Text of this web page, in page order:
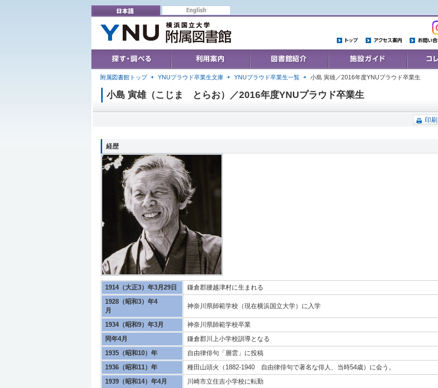
English
トップ アクセス案内 お問い合
Search & Find User's Guide Collections 施設ガイド コレクシ
附属図書館トップ YNUプラウド卒業生文庫 YNUプラウド卒業生一覧 小島 寅雄／2016年度YNUプラウド卒業生
小島 寅雄（こじま とらお）／2016年度YNUプラウド卒業生
印刷
経歴
1914（大正3）年3月29日
鎌倉郡腰越津村に生まれる
1928（昭和3）年4
月
神奈川県師範学校（現在横浜国立大学）に入学
1934（昭和9）年3月
神奈川県師範学校卒業
同年4月
鎌倉郡川上小学校訓導となる
1935（昭和10）年
自由律俳句「層雲」に投稿
1936（昭和11）年
種田山頭火（1882-1940 自由律俳句で著名な俳人、当時54歳）に会う。
1939（昭和14）年4月
川崎市立住吉小学校に転勤